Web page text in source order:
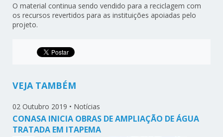
O material continua sendo vendido para a reciclagem com
os recursos revertidos para as instituições apoiadas pelo
projeto.
VEJA TAMBÉM
02 Outubro 2019 • Notícias
CONASA INICIA OBRAS DE AMPLIAÇÃO DE ÁGUA
TRATADA EM ITAPEMA